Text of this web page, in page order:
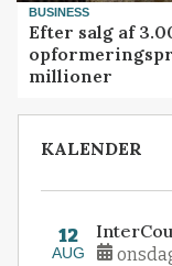
BUSINESS
Efter salg af
millioner
KALENDER
12
AUG